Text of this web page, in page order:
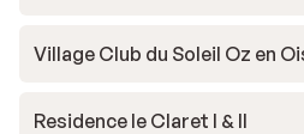
Village Club du Soleil Oz en
Residence le Claret I & II